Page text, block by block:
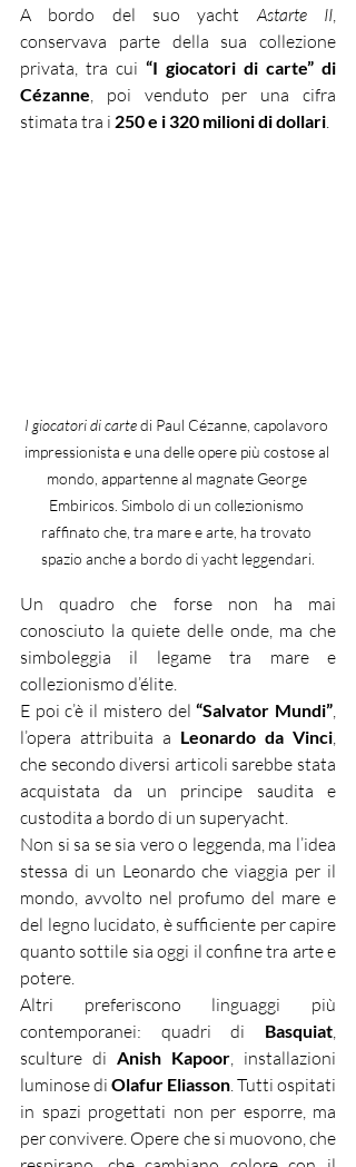
A bordo del suo yacht Astarte II
conservava parte della sua collezione
privata, tra cui “I giocatori di carte” di
Cézanne , poi venduto per una cifra
stimata tra i 250 e i 320 milioni di dollari
I giocatori di carte di Paul Cézanne, capolavoro
impressionista e una delle opere più costose al
mondo, appartenne al magnate George
Embiricos. Simbolo di un collezionismo
raffinato che, tra mare e arte, ha trovato
spazio anche a bordo di yacht leggendari.
Un quadro che forse non ha mai
conosciuto la quiete delle onde, ma che
simboleggia il legame tra mare e
collezionismo d’élite.
E poi c’è il mistero del “Salvator Mundi”,
l’opera attribuita a Leonardo da Vinci,
che secondo diversi articoli sarebbe stata
acquistata da un principe saudita e
custodita a bordo di un superyacht.
Non si sa se sia vero o leggenda, ma l’idea
stessa di un Leonardo che viaggia per il
mondo, avvolto nel profumo del mare e
del legno lucidato, è sufficiente per capire
quanto sottile sia oggi il confine tra arte e
potere.
Altri preferiscono linguaggi più
contemporanei: quadri di Basquiat,
sculture di Anish Kapoor, installazioni
luminose di Olafur Eliasson. Tutti ospitati
in spazi progettati non per esporre, ma
per convivere. Opere che si muovono, che